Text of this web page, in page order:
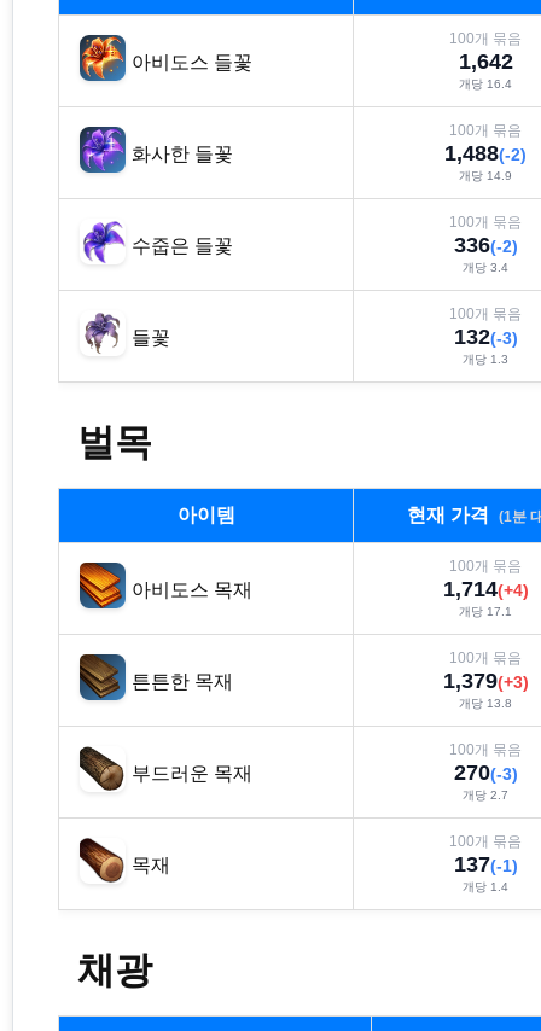
아비도스 들꽃
100개 묶음
1,642
개당 16.4
화사한 들꽃
100개 묶음
1,488(-2)
개당 14.9
수줍은 들꽃
100개 묶음
336(-2)
개당 3.4
들꽃
100개 묶음
132(-3)
개당 1.3
벌목
아이템 현재 가격 (1분
아비도스 목재
100개 묶음
1,714(+4)
개당 17.1
튼튼한 목재
100개 묶음
1,379(+3)
개당 13.8
부드러운 목재
100개 묶음
270(-3)
개당 2.7
목재
100개 묶음
137(-1)
개당 1.4
채광